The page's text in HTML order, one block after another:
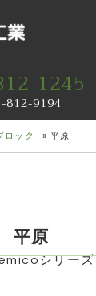
1245
812-9194
ロック »平原
平原
シリーズ